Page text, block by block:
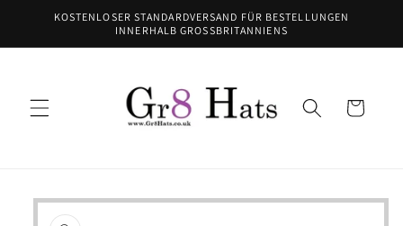
zumKOSTENLOSER STANDARDVERSAND FÜR BESTELLUNGEN
INNERHALB GROSSBRITANNIENS
Warenkorb